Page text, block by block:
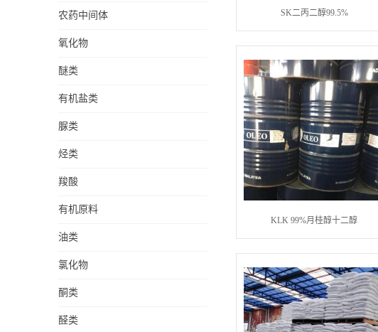
农药中间体
氧化物
醚类
有机盐类
脲类
烃类
羧酸
有机原料
油类
氯化物
酮类
醛类
SK二丙二醇99.5%
KLK 99%月桂醇十二醇